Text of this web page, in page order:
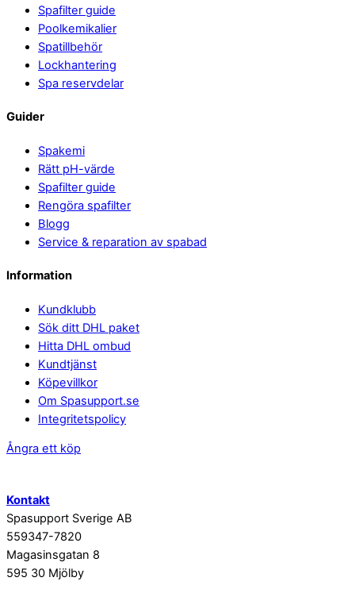
Spafilter guide
Poolkemikalier
Spatillbehör
Lockhantering
Spa reservdelar
Guider
Spakemi
Rätt pH-värde
Spafilter guide
Rengöra spafilter
Blogg
Service & reparation av spabad
Information
Kundklubb
Sök ditt DHL paket
Hitta DHL ombud
Kundtjänst
Köpevillkor
Om Spasupport.se
Integritetspolicy
Ångra ett köp
Kontakt
Spasupport Sverige AB
559347-7820
Magasinsgatan 8
595 30 Mjölby